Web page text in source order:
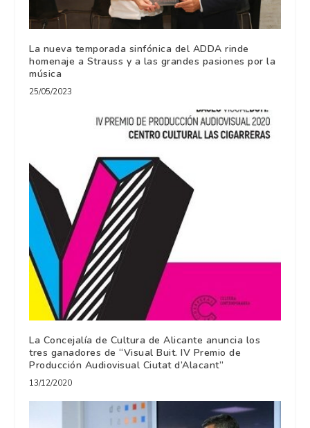
La nueva temporada sinfónica del ADDA rinde
homenaje a Strauss y a las grandes pasiones por la
música
25/05/2023
La Concejalía de Cultura de Alicante anuncia los
tres ganadores de “Visual Buit. IV Premio de
Producción Audiovisual Ciutat d’Alacant”
13/12/2020